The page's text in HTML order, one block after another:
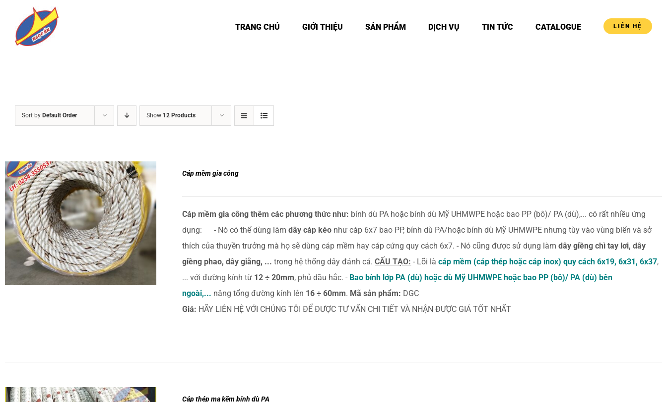
content
TRANG CHỦ GIỚI THIỆU SẢN PHẨM DỊCH VỤ TIN TỨC CATALOGUE LIÊN HỆ
Sort by Default Order Show 12 Products
DETAILS
Cáp mềm gia công
Cáp mềm gia công thêm các phương thức như: bính dù PA hoặc bính dù Mỹ UHMWPE hoặc bao PP (bô)/ PA (dù),... có rất nhiều ứng
dụng:
- Nó có thể dùng làmdây cáp kéo như cáp 6x7 bao PP, bính dù PA/hoặc bính dù Mỹ UHMWPE nhưng tùy vào vùng biển và sở
thích của thuyền trưởng mà họ sẽ dùng cáp mềm hay cáp cứng quy cách 6x7. - Nó cũng được sử dụng làmdây giềng chì tay lơi, dây
giềng phao, dây giằng, ...trong hệ thống dây đánh cá.CẤU TẠO: - Lõi làcáp mềm (cáp thép hoặc cáp inox) quy cách 6x19, 6x31, 6x37,
... với đường kính từ 12 ÷ 20mm, phủ dầu hắc. - Bao bính lớp PA (dù) hoặc dù Mỹ UHMWPE hoặc bao PP (bô)/ PA (dù) bên
ngoài,... nâng tổng đường kính lên 16 ÷ 60mm. Mã sản phẩm: DGC
Giá: HÃY LIÊN HỆ VỚI CHÚNG TÔI ĐỂ ĐƯỢC TƯ VẤN CHI TIẾT VÀ NHẬN ĐƯỢC GIÁ TỐT NHẤT
Cáp thép mạ kẽm bính dù PA